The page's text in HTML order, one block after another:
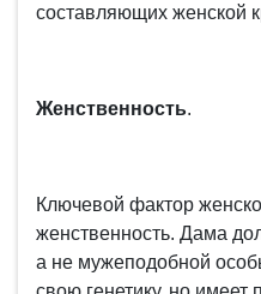
составляющих женской
Женственность.
Ключевой фактор
женственность. Дама
а не мужеподобной